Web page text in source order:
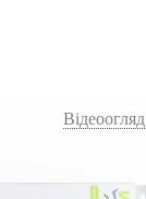
Відеоогляд